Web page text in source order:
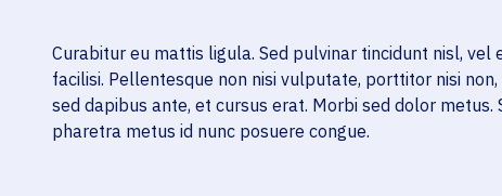
Curabitur eu mattis ligula. Sed pulvinar tincidunt nisl,
facilisi. Pellentesque non nisi vulputate, porttitor nisi
sed dapibus ante, et cursus erat. Morbi sed dolor
pharetra metus id nunc posuere congue.